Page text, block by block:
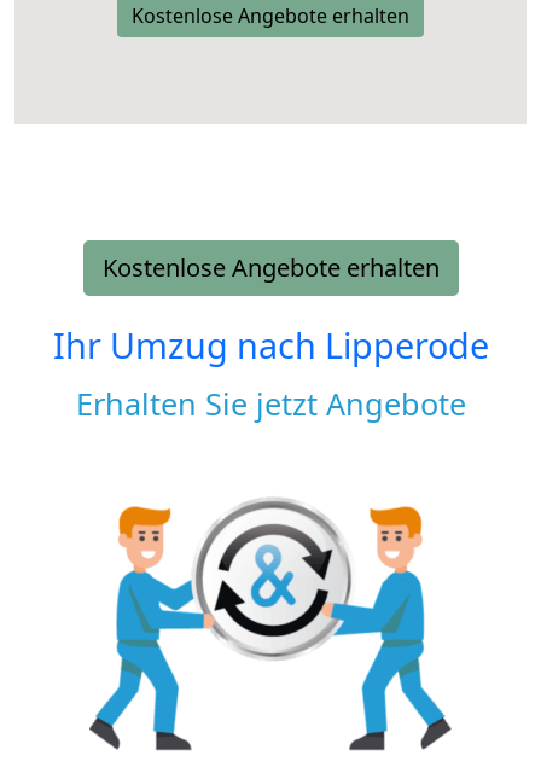
Kostenlose Angebote erhalten
Kostenlose Angebote erhalten
Ihr Umzug nach Lipperode
Erhalten Sie jetzt Angebote